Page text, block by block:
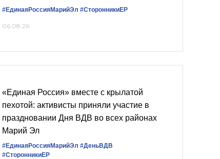
#ЕдинаяРоссияМарийЭл #СторонникиЕР
06.08.26
«Единая Россия» вместе с крылатой
пехотой: активисты приняли участие в
праздновании Дня ВДВ во всех районах
Марий Эл
#ЕдинаяРоссияМарийЭл #ДеньВДВ
#СторонникиЕР